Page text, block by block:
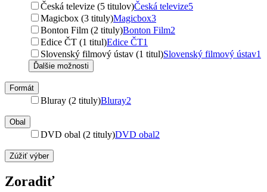
Česká televize (5 titulov)Česká televize5
Magicbox (3 tituly)Magicbox3
Bonton Film (2 tituly)Bonton Film2
Edice ČT (1 titul)Edice ČT1
Slovenský filmový ústav (1 titul)Slovenský filmový ústav1
Ďalšie možnosti
Formát
Bluray (2 tituly)Bluray2
Obal
DVD obal (2 tituly)DVD obal2
Zúžiť výber
Zoradiť